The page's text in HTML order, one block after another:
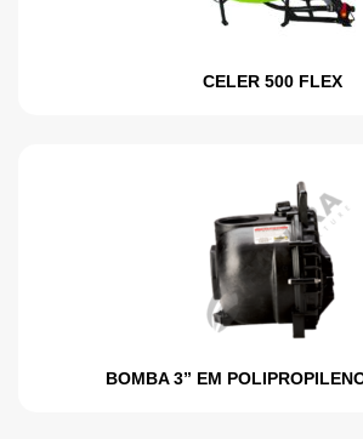
CELER 500 FLEX
BOMBA 3” EM